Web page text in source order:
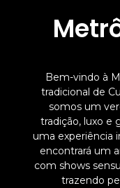
Bem-vindo à
tradicional de
somos um
tradição, luxo e
uma experiência
encontrará um
com shows
trazendo